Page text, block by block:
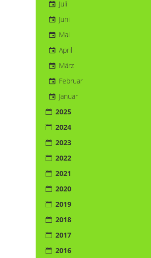
Juli
Juni
Mai
April
März
Februar
Januar
2025
2024
2023
2022
2021
2020
2019
2018
2017
2016